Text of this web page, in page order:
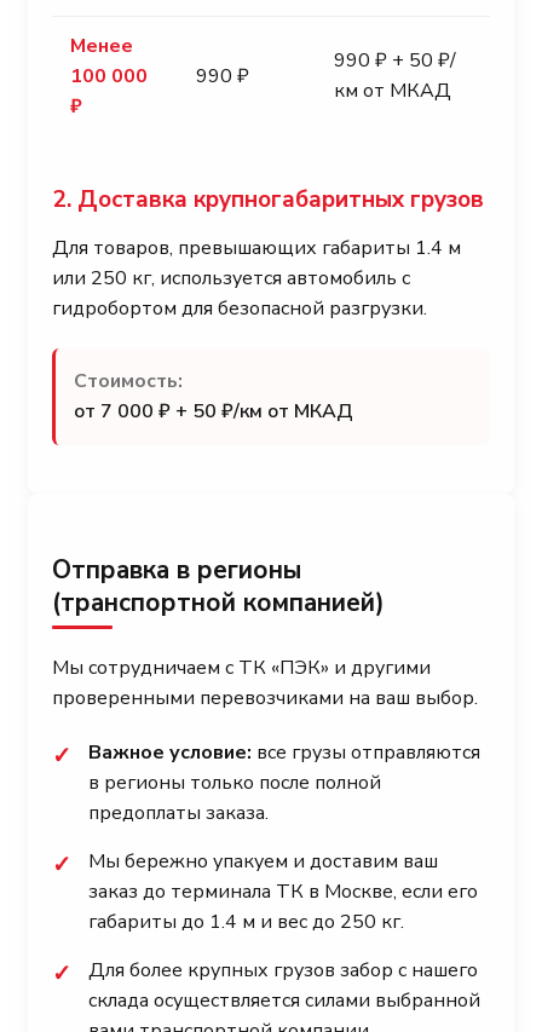
Менее
100 000
₽
990 ₽
990 ₽ + 50 ₽/
км от МКАД
2. Доставка крупногабаритных грузов
Для товаров, превышающих габариты 1.4 м
или 250 кг, используется автомобиль с
гидробортом для безопасной разгрузки.
Стоимость:
от 7 000 ₽ + 50 ₽/км от МКАД
Отправка в регионы
(транспортной компанией)
Мы сотрудничаем с ТК «ПЭК» и другими
проверенными перевозчиками на ваш выбор.
✓ Важное условие: все грузы отправляются
в регионы только после полной
предоплаты заказа.
✓
Мы бережно упакуем и доставим ваш
заказ до терминала ТК в Москве, если его
габариты до 1.4 м и вес до 250 кг.
✓
Для более крупных грузов забор с нашего
склада осуществляется силами выбранной